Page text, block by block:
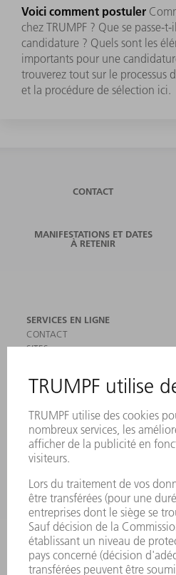
Voici comment postuler
chez TRUMPF ? Que se passe-
candidature ? Quels sont les
importants pour une
trouverez tout sur le processus
et la procédure de sélection ici.
CONTACT
MANIFESTATIONS ET DATES
À RETENIR
SERVICES EN LIGNE
CONTACT
SITES
INSCRIPTION À LA NEWSLETTER
MYTRUMPF
PRODUITS
MACHINES & SYSTÈMES
LASER
ELECTRONIQUE DE PUISSANCE
OUTILS ÉLECTRIQUES
SMART FACTORY
LOGICIEL
SERVICES
APPLICATIONS
SECTEURS D'ACTIVITÉ
ENTREPRISE